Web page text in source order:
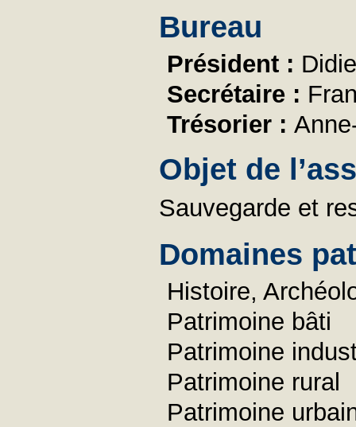
Bureau
Président :
Secrétaire :
Trésorier :
Objet de
Sauvegarde et
Domaines
Histoire,
Patrimoine bâti
Patrimoine
Patrimoine rural
Patrimoine